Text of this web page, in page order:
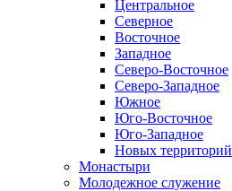
Центральное
Северное
Восточное
Западное
Северо-Восточное
Северо-Западное
Южное
Юго-Восточное
Юго-Западное
Новых территорий
Монастыри
Молодежное служение